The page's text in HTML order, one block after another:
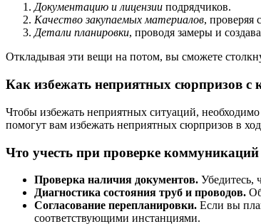
Документацию и лицензии подрядчиков.
Качество закупаемых материалов, проверяя
Детали планировки, проводя замеры и
Откладывая эти вещи на потом, вы сможете
Как избежать неприятных сюрпризов с
Чтобы избежать неприятных ситуаций,
помогут вам избежать неприятных сюрпризов в
Что учесть при проверке коммуникаций
Проверка наличия документов. Убедитесь,
Диагностика состояния труб и проводов.
Согласование перепланировки. Если вы
соответствующими инстанциями.